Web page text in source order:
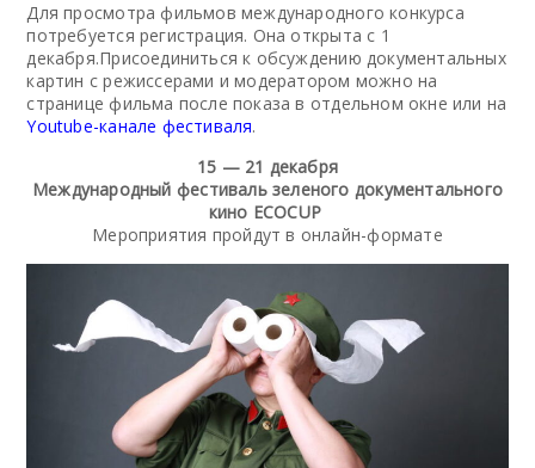
Для просмотра фильмов международного конкурса
потребуется регистрация. Она открыта с 1
декабря.Присоединиться к обсуждению документальных
картин с режиссерами и модератором можно на
странице фильма после показа в отдельном окне или на
Youtube-канале фестиваля.
15 — 21 декабря
Международный фестиваль зеленого документального
кино ECOCUP
Мероприятия пройдут в онлайн-формате